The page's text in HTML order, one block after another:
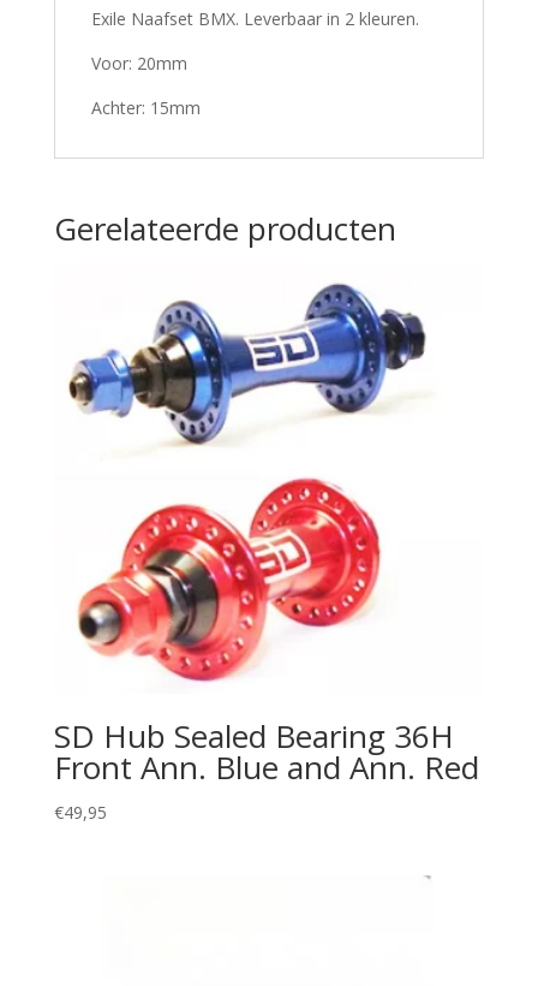
Exile Naafset BMX. Leverbaar in 2 kleuren.
Voor: 20mm
Achter: 15mm
Gerelateerde producten
SD Hub Sealed Bearing 36H
Front Ann. Blue and Ann. Red
€49,95